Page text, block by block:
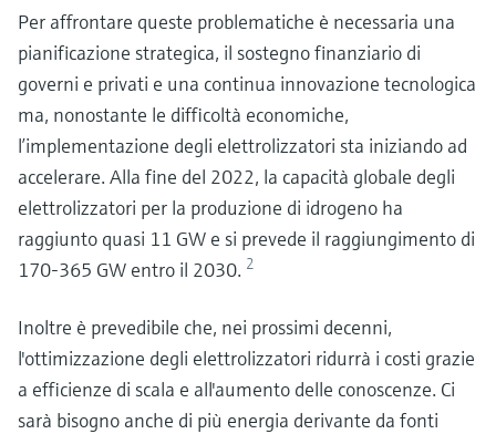
Per affrontare queste problematiche è necessaria una
pianificazione strategica, il sostegno finanziario di
governi e privati ​​e una continua innovazione tecnologica
ma, nonostante le difficoltà economiche,
l’implementazione degli elettrolizzatori sta iniziando ad
accelerare. Alla fine del 2022, la capacità globale degli
elettrolizzatori per la produzione di idrogeno ha
raggiunto quasi 11 GW e si prevede il raggiungimento di
170-365 GW entro il 2030. 2
Inoltre è prevedibile che, nei prossimi decenni,
l'ottimizzazione degli elettrolizzatori ridurrà i costi grazie
a efficienze di scala e all'aumento delle conoscenze. Ci
sarà bisogno anche di più energia derivante da fonti